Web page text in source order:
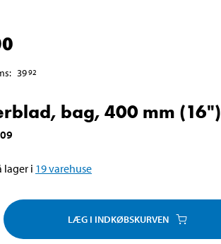
: 3992
bag, 400 mm (16")
lager i 19varehuse
LÆG I INDKØBSKURVEN